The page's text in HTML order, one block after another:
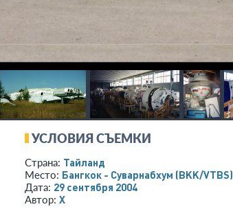
УСЛОВИЯ СЪЕМКИ
Страна: Тайланд
Место: Бангкок - Суварнабхум (BKK/VTBS)
Дата: 29 сентября 2004
Автор: X